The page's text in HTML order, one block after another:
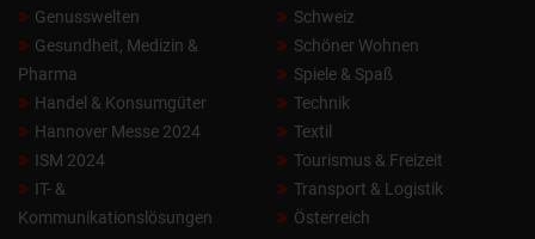
Genusswelten
Gesundheit, Medizin &
Pharma
Handel & Konsumgüter
Hannover Messe 2024
ISM 2024
IT- &
Kommunikationslösungen
Schweiz
Schöner Wohnen
Spiele & Spaß
Technik
Textil
Tourismus & Freizeit
Transport & Logistik
Österreich